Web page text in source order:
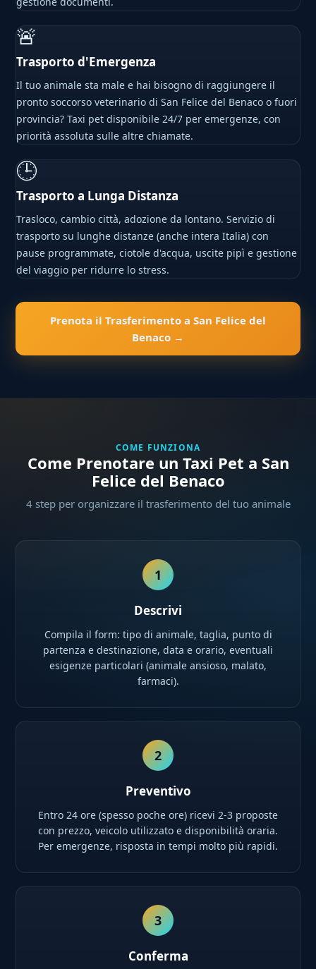
🚨
Trasporto d'Emergenza
Il tuo animale sta male e hai bisogno di raggiungere il
pronto soccorso veterinario di San Felice del Benaco o fuori
provincia? Taxi pet disponibile 24/7 per emergenze, con
priorità assoluta sulle altre chiamate.
🕒
Trasporto a Lunga Distanza
Trasloco, cambio città, adozione da lontano. Servizio di
trasporto su lunghe distanze (anche intera Italia) con
pause programmate, ciotole d'acqua, uscite pipì e gestione
del viaggio per ridurre lo stress.
Prenota il Trasferimento a San Felice del
Benaco →
COME FUNZIONA
Come Prenotare un Taxi Pet a San
Felice del Benaco
4 step per organizzare il trasferimento del tuo animale
1
Descrivi
Compila il form: tipo di animale, taglia, punto di
partenza e destinazione, data e orario, eventuali
esigenze particolari (animale ansioso, malato,
farmaci).
2
Preventivo
Entro 24 ore (spesso poche ore) ricevi 2-3 proposte
con prezzo, veicolo utilizzato e disponibilità oraria.
Per emergenze, risposta in tempi molto più rapidi.
3
Conferma